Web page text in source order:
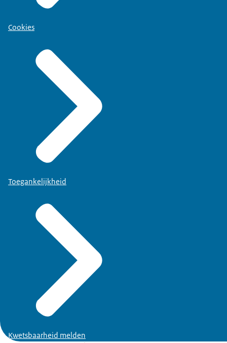
Cookies
Toegankelijkheid
Kwetsbaarheid melden